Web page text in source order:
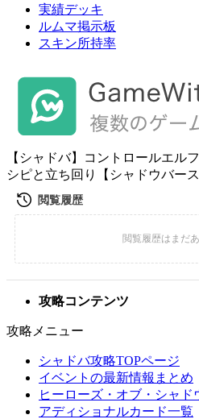
実績デッキ
ルムマ掲示板
スキン所持率
【シャドバ】コントロールエル
シピと立ち回り【シャドウバース
攻略コンテンツ
攻略メニュー
シャドバ攻略TOPページ
イベントの最新情報まとめ
ヒーローズ・オブ・シャ
アディショナルカード一覧